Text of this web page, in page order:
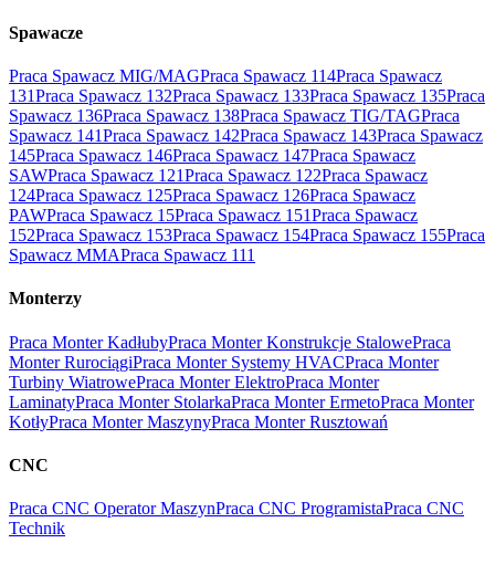
Spawacze
Praca Spawacz MIG/MAGPraca Spawacz 114Praca Spawacz
131Praca Spawacz 132Praca Spawacz 133Praca Spawacz 135Praca
Spawacz 136Praca Spawacz 138Praca Spawacz TIG/TAGPraca
Spawacz 141Praca Spawacz 142Praca Spawacz 143Praca Spawacz
145Praca Spawacz 146Praca Spawacz 147Praca Spawacz
SAWPraca Spawacz 121Praca Spawacz 122Praca Spawacz
124Praca Spawacz 125Praca Spawacz 126Praca Spawacz
PAWPraca Spawacz 15Praca Spawacz 151Praca Spawacz
152Praca Spawacz 153Praca Spawacz 154Praca Spawacz 155Praca
Spawacz MMAPraca Spawacz 111
Monterzy
Praca Monter KadłubyPraca Monter Konstrukcje StalowePraca
Monter RurociągiPraca Monter Systemy HVACPraca Monter
Turbiny WiatrowePraca Monter ElektroPraca Monter
LaminatyPraca Monter StolarkaPraca Monter ErmetoPraca Monter
KotłyPraca Monter MaszynyPraca Monter Rusztowań
CNC
Praca CNC Operator MaszynPraca CNC ProgramistaPraca CNC
Technik